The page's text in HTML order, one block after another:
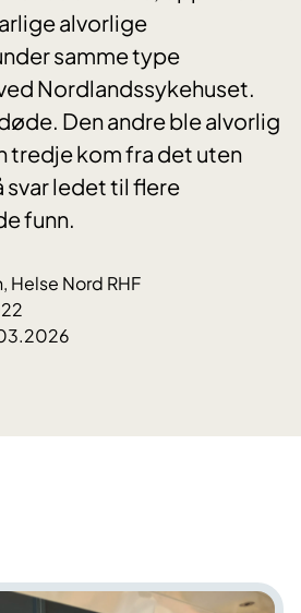
alvorlige
samme type
Nordlandssykehuset.
Den andre ble alvorlig
tredje kom fra det uten
svar ledet til flere
funn.
Helse Nord RHF